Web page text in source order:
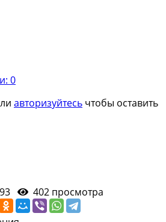
0
авторизуйтесь чтобы оставить
402 просмотра